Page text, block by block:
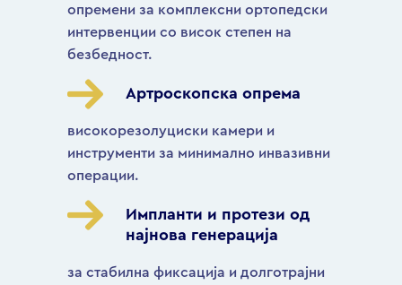
опремени за комплексни ортопедски
интервенции со висок степен на
безбедност.
Артроскопска опрема
високорезолуциски камери и
инструменти за минимално инвазивни
операции.
Импланти и протези од
најнова генерација
за стабилна фиксација и долготрајни